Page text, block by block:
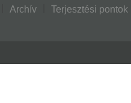
Archív Terjesztési pontok